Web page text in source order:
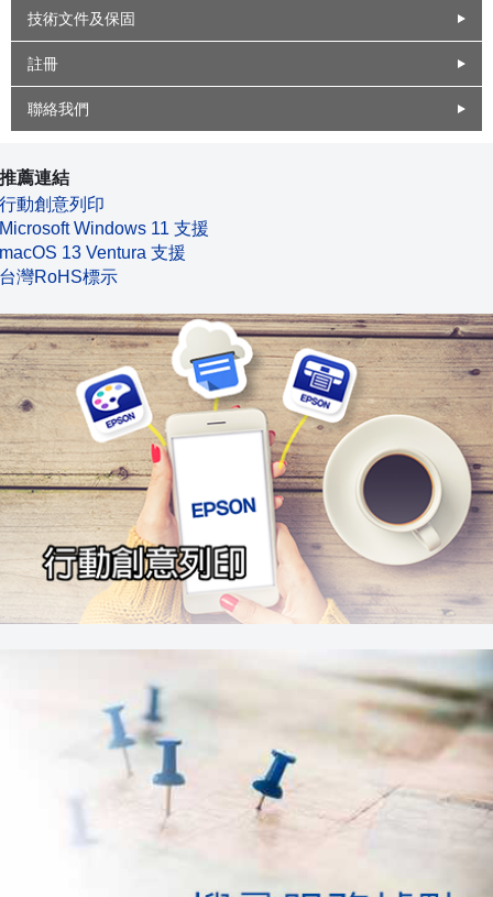
技術文件及保固
註冊
聯絡我們
推薦連結
行動創意列印
Microsoft Windows 11 支援
macOS 13 Ventura 支援
台灣RoHS標示